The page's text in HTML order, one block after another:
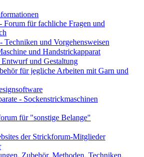
Forum für fachliche Fragen und
und Vorgehensweisen
und Handstrickapparat
und Gestaltung
für jegliche Arbeiten mit Garn und
- Sockenstrickmaschinen
für "sonstige Belange"
der Strickforum-Mitglieder